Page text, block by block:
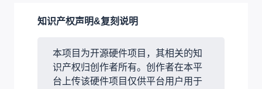
知识产权声明&复刻说明
本项目为开源硬件项目，其相关的知
识产权归创作者所有。创作者在本平
台上传该硬件项目仅供平台用户用于